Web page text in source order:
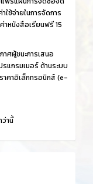
ช้จ่ายในการจัดการ
หนังสือเรียนฟรี 15
าศผู้ชนะการเสนอ
แกรมเมอร์ ด้านระบบ
าคาอิเล็กทรอนิกส์ (e-
ว่านี้